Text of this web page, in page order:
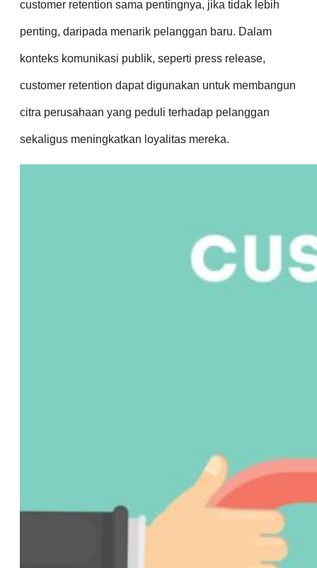
customer retention sama pentingnya, jika tidak lebih
penting, daripada menarik pelanggan baru. Dalam
konteks komunikasi publik, seperti press release,
customer retention dapat digunakan untuk membangun
citra perusahaan yang peduli terhadap pelanggan
sekaligus meningkatkan loyalitas mereka.